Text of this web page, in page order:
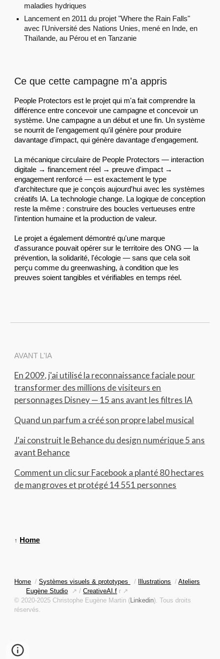
maladies hydriques
Lancement en 2011 du projet "Where the Rain Falls"
avec l'Université des Nations Unies, mené en Inde, en
Thaïlande, au Pérou et en Tanzanie
Ce que cette campagne m'a appris
People Protectors est le projet qui m'a fait comprendre la
différence entre concevoir une campagne et concevoir un
système. Une campagne a un début et une fin. Un système
se nourrit de l'engagement qu'il génère pour produire
davantage d'impact, qui génère davantage d'engagement.
La mécanique circulaire de People Protectors — interaction
digitale → financement réel → preuve d'impact →
engagement renforcé — est exactement le type
d'architecture que je conçois aujourd'hui avec les systèmes
créatifs IA. La technologie change. La logique de conception
reste la même : construire des boucles vertueuses entre
l'intention humaine et la production de valeur.
Le projet a également démontré qu'une marque
d'assurance pouvait opérer sur le territoire des ONG — la
prévention, la solidarité, l'écologie — sans que cela soit
perçu comme du greenwashing, à condition que les
preuves soient tangibles et vérifiables en temps réel.
AVANT L'IA
En 2009, j'ai utilisé la reconnaissance faciale pour
transformer des millions de visiteurs en
personnages Disney — 15 ans avant les filtres IA
Quand un parfum a créé son propre label musical
J'ai construit le Behance du design numérique 5 ans
avant Behance
Comment un clic sur Facebook a planté 80 hectares
de mangroves et protégé 14 551 personnes
↑ Home
Home /Systèmes visuels & prototypes / Illustrations /Ateliers
Eugène Studio
↗ /CreativeAI.f r ↗
© 2020-2025 Christophe Eugène Martin (Linkedin). Tous droits
réservés.